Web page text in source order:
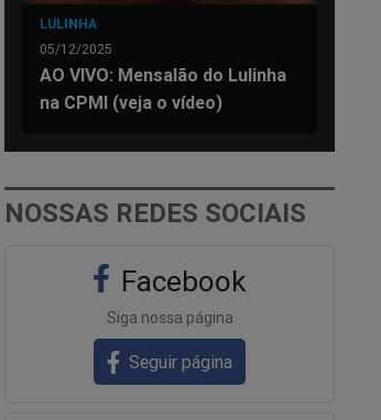
LULINHA
05/12/2025
AO VIVO: Mensalão do Lulinha
na CPMI (veja o vídeo)
NOSSAS REDES SOCIAIS
Facebook
Siga nossa página
Seguir página